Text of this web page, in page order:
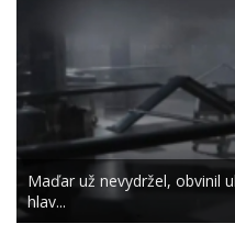
Maďar už nevydržel, obvinil
hlav...